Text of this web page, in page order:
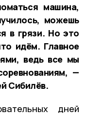
машина,
можешь
в грязи. Но это
идём. Главное
ведь все мы
—
Сибилёв.
дней